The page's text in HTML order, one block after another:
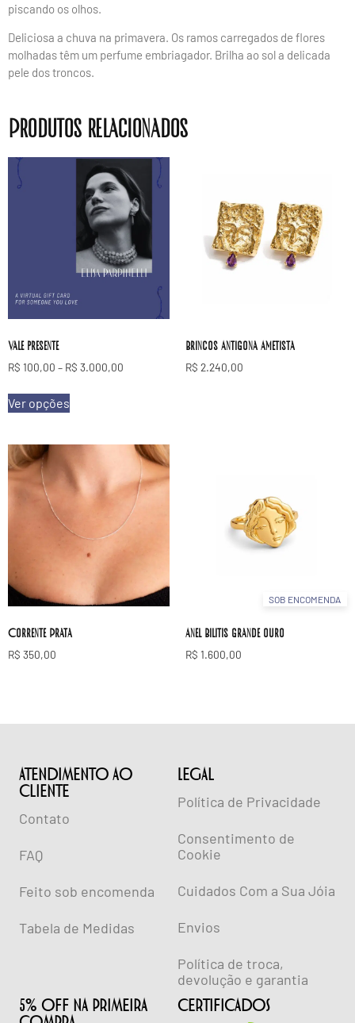
piscando os olhos.
Deliciosa a chuva na primavera. Os ramos carregados de flores
molhadas têm um perfume embriagador. Brilha ao sol a delicada
pele dos troncos.
Produtos relacionados
Vale presente
R$ 100,00 – R$ 3.000,00
Ver opções
Brincos Antigona Ametista
R$ 2.240,00
Corrente Prata
R$ 350,00
SOB ENCOMENDA
Anel Bilitis grande ouro
R$ 1.600,00
ATENDIMENTO AO
CLIENTE
Contato
FAQ
Feito sob encomenda
Tabela de Medidas
lEGAL
Política de Privacidade
Consentimento de
Cookie
Cuidados Com a Sua Jóia
Envios
Política de troca,
devolução e garantia
5% OFF NA PRIMEIRA
CERTIFICADOS